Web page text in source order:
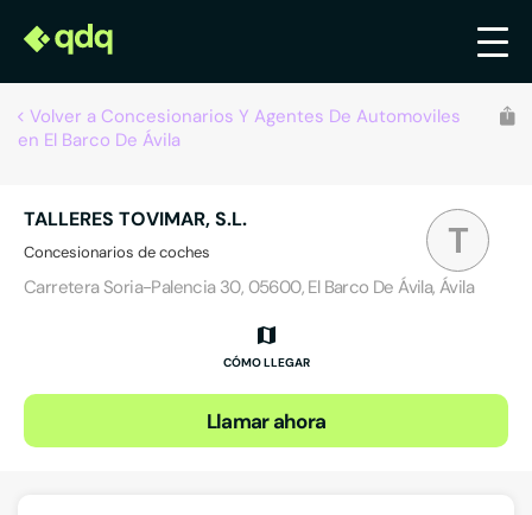
Volver a Concesionarios Y Agentes De Automoviles
en El Barco De Ávila
T
TALLERES TOVIMAR, S.L.
Concesionarios de coches
Carretera Soria-Palencia 30, 05600, El Barco De Ávila, Ávila
CÓMO LLEGAR
Llamar ahora